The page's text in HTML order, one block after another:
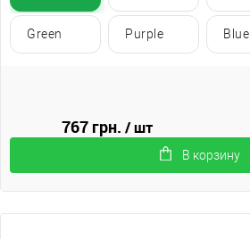
Green Purple Blue
767 грн./ шт
В корзину